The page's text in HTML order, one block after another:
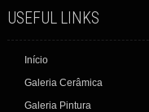
USEFUL LINKS
Início
Galeria Cerâmica
Galeria Pintura